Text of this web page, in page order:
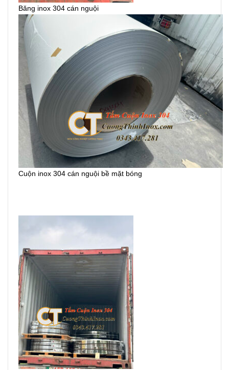
Băng inox 304 cán nguội
Cuộn inox 304 cán nguội bề mặt bóng